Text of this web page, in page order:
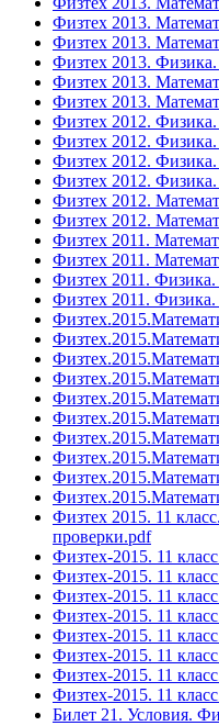
Физтех 2013.
Физтех 2013.
Физтех 2013.
Физтех 2013.
Физтех 2013.
Физтех 2012.
Физтех 2012.
Физтех 2012.
Физтех 2012.
Физтех 2012.
Физтех 2012.
Физтех 2011.
Физтех 2011.
Физтех 2011.
Физтех 2011.
Физтех 2015. 11
проверки.pdf
Физтех-2015. 11
Физтех-2015. 11
Физтех-2015. 11
Физтех-2015. 11
Физтех-2015. 11
Физтех-2015. 11
Физтех-2015. 11
Физтех-2015. 11
Билет 21. Условия.